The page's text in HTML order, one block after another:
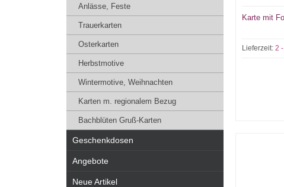
Karte mit
Lieferzeit: 2
Anlässe, Feste
Trauerkarten
Osterkarten
Herbstmotive
Wintermotive, Weihnachten
Karten m. regionalem Bezug
Bachblüten Gruß-Karten
Geschenkdosen
Angebote
Neue Artikel